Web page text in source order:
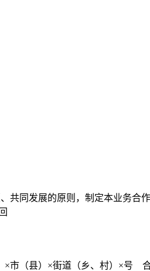
发展的原则，制定本业务合
市（县）×街道（乡、村）×号